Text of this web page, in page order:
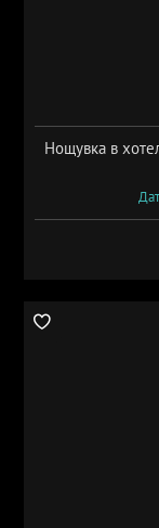
Нощувка в